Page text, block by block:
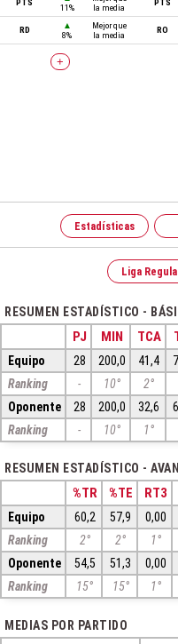
PTS
11%
la media
RD
▲
8%
Mejor que
la media
+
PTS
RO
Estadísticas
Liga
RESUMEN ESTADÍSTICO -
PJ MIN TCA
Equipo 28 200,0 41,4
Ranking
- 10° 2°
Oponente
28 200,0 32,6
Ranking
- 10° 1°
RESUMEN ESTADÍSTICO -
%TR %TE RT3
Equipo 60,2 57,9 0,00
Ranking
2° 2° 1°
Oponente
54,5 51,3 0,00
Ranking
15° 15° 1°
MEDIAS POR PARTIDO